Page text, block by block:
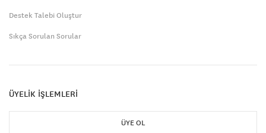
Destek Talebi Oluştur
Sıkça Sorulan Sorular
ÜYELİK İŞLEMLERİ
ÜYE OL